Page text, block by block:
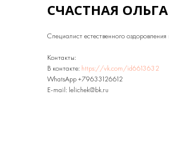
СЧАСТНАЯ ОЛЬГА
Специалист естественного
Контакты:
В контакте: https://vk.com/id6613632
WhatsApp +79633126612
E-mail: lelichek@bk.ru